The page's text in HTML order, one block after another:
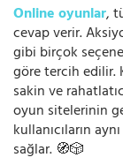
Online oyunlar,
cevap verir.
gibi birçok
göre tercih edilir.
sakin ve
oyun sitelerinin
kullanıcıların
sağlar. 🧭🎲